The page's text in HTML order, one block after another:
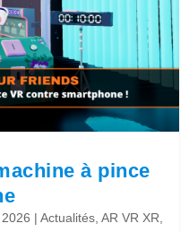
à pince
|Actualités ,AR VR XR